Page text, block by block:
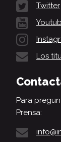
Twitter
Los
Para
Prensa: